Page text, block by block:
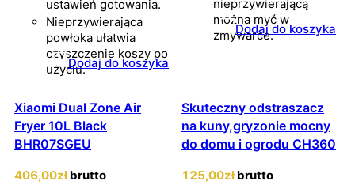
ustawień gotowania.
Nieprzywierająca
powłoka ułatwia
czyszczenie koszy po
użyciu.Dodaj do koszyka
nieprzywierającą
można myć w
zmywarce.
Dodaj do koszyka
Xiaomi Dual Zone Air
Fryer 10L Black
BHR07SGEU
406,00zł brutto
Skuteczny odstraszacz
na kuny,gryzonie mocny
do domu i ogrodu CH360
125,00zł brutto